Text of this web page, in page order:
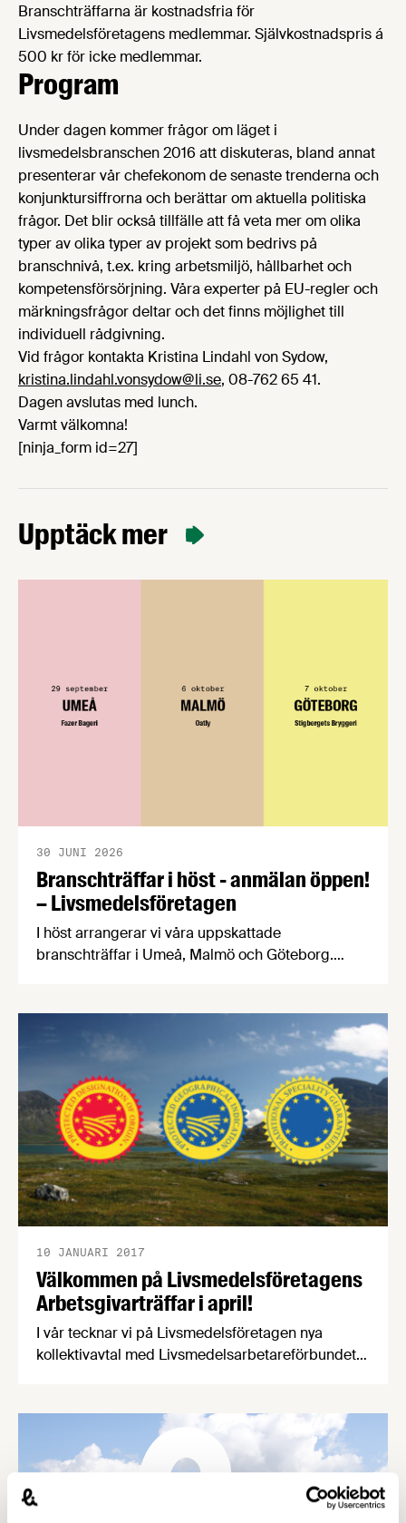
Branschträffarna är kostnadsfria för
Livsmedelsföretagens medlemmar. Självkostnadspris á
500 kr för icke medlemmar.
Program
Under dagen kommer frågor om läget i
livsmedelsbranschen 2016 att diskuteras, bland annat
presenterar vår chefekonom de senaste trenderna och
konjunktursiffrorna och berättar om aktuella politiska
frågor. Det blir också tillfälle att få veta mer om olika
typer av olika typer av projekt som bedrivs på
branschnivå, t.ex. kring arbetsmiljö, hållbarhet och
kompetensförsörjning. Våra experter på EU-regler och
märkningsfrågor deltar och det finns möjlighet till
individuell rådgivning.
Vid frågor kontakta Kristina Lindahl von Sydow,
kristina.lindahl.vonsydow@li.se, 08-762 65 41.
Dagen avslutas med lunch.
Varmt välkomna!
[ninja_form id=27]
Upptäck mer
Branschträffar i höst - anmälan öppen!
– Livsmedelsföretagen
30 JUNI 2026
I höst arrangerar vi våra uppskattade
branschträffar i Umeå, Malmö och Göteborg.
erfarenheter. På Livsmedelsföretagens
branschträffar får du fördjupa dig i ämnen som är
viktiga för livsmedelsföretagare att ha koll på.
Välkommen på Livsmedelsföretagens
Arbetsgivarträffar i april!
10 JANUARI 2017
I vår tecknar vi på Livsmedelsföretagen nya
kollektivavtal med Livsmedelsarbetareförbundet,
nu i april går vi igenom förändringar i
kollektivavtalen och ni som deltar har möjlighet att
ställa frågor. Träffarna anordnas på sju orter runt